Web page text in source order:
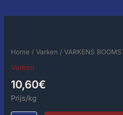
Home /Varken / VARKENS
Varken
10,60€
Prijs/kg
aantal